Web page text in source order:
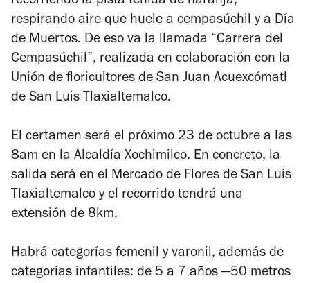
respirando aire que huele a cempasúchil y a Día
de Muertos. De eso va la llamada “Carrera del
Cempasúchil”, realizada en colaboración con la
Unión de floricultores de San Juan Acuexcómatl
de San Luis Tlaxialtemalco.
El certamen será el próximo 23 de octubre a las
8am en la Alcaldía Xochimilco. En concreto, la
salida será en el Mercado de Flores de San Luis
Tlaxialtemalco y el recorrido tendrá una
extensión de 8km.
Habrá categorías femenil y varonil, además de
categorías infantiles: de 5 a 7 años —50 metros